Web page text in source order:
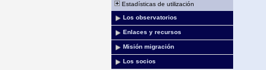
Estadísticas de utilización
Los observatorios
Enlaces y recursos
Misión migración
Los socios